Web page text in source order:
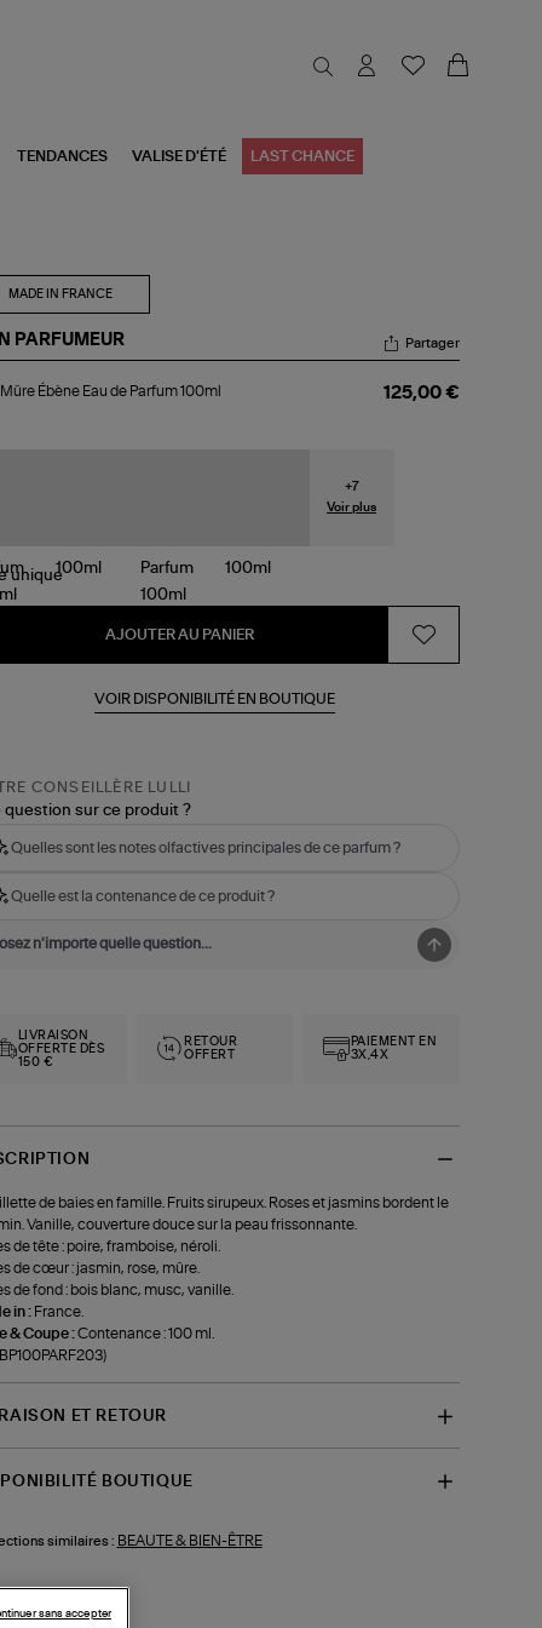
TENDANCES VALISE D'ÉTÉ LAST CHANCE
MADE IN FRANCE
PARFUMEUR Partager
Ébène Eau de Parfum 100ml 125,00 €
+7
Voir plus
unique
AJOUTER AU PANIER
VOIR DISPONIBILITÉ EN BOUTIQUE
CONSEILLÈRE LULLI
question sur ce produit ?
Quelles sont les notes olfactives principales de ce parfum ?
Quelle est la contenance de ce produit ?
LIVRAISON
OFFERTE DÈS
150 €
RETOUR
OFFERT
PAIEMENT EN
3X,4X
de baies en famille. Fruits sirupeux. Roses et jasmins bordent le
Vanille, couverture douce sur la peau frissonnante.
de tête : poire, framboise, néroli.
de cœur : jasmin, rose, mûre.
de fond : bois blanc, musc, vanille.
in : France.
& Coupe :Contenance : 100 ml.
ET RETOUR
BOUTIQUE
similaires : BEAUTE & BIEN-ÊTRE
sans accepter